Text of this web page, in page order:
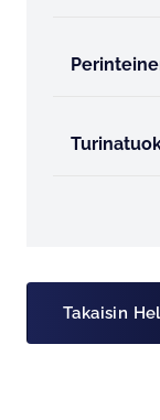
Takaisin